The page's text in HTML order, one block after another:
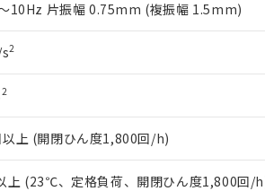
10Hz 片振幅 0.75mm (複振幅 1.5mm)
2
2
上 (開閉ひん度1,800回/h)
上 (23℃、定格負荷、開閉ひん度1,800回/